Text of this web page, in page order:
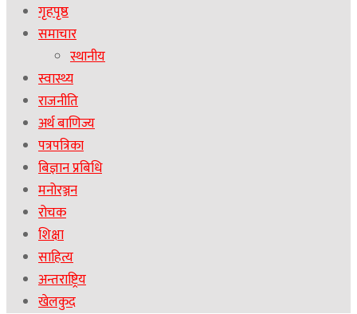
गृहपृष्ठ
समाचार
स्थानीय
स्वास्थ्य
राजनीति
अर्थ बाणिज्य
पत्रपत्रिका
बिज्ञान प्रबिधि
मनोरञ्जन
रोचक
शिक्षा
साहित्य
अन्तराष्ट्रिय
खेलकुद